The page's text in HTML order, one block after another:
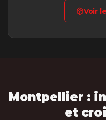
Voir
Montpellier :
et